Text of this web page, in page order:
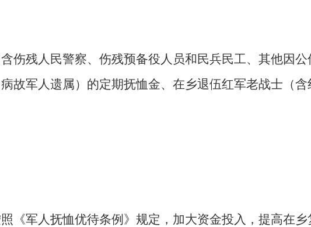
伤残人民警察、伤残预备役人员和民兵民工、其他因
病故军人遗属）的定期抚恤金、在乡退伍红军老战士（
《军人抚恤优待条例》规定，加大资金投入，提高在